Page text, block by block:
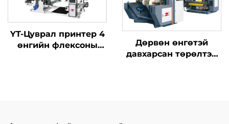
YT-Цуврал принтер 4
өнгийн флексоны
Дөрвөн өнгөтэй
давхарсан төрөлтэй